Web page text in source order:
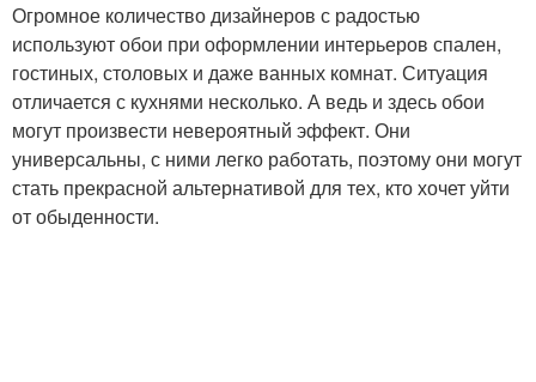
Огромное количество дизайнеров с радостью
используют обои при оформлении интерьеров спален,
гостиных, столовых и даже ванных комнат. Ситуация
отличается с кухнями несколько. А ведь и здесь обои
могут произвести невероятный эффект. Они
универсальны, с ними легко работать, поэтому они могут
стать прекрасной альтернативой для тех, кто хочет уйти
от обыденности.